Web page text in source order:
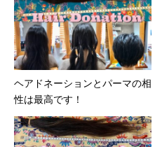
ヘアドネーションとパーマの相
性は最高です！